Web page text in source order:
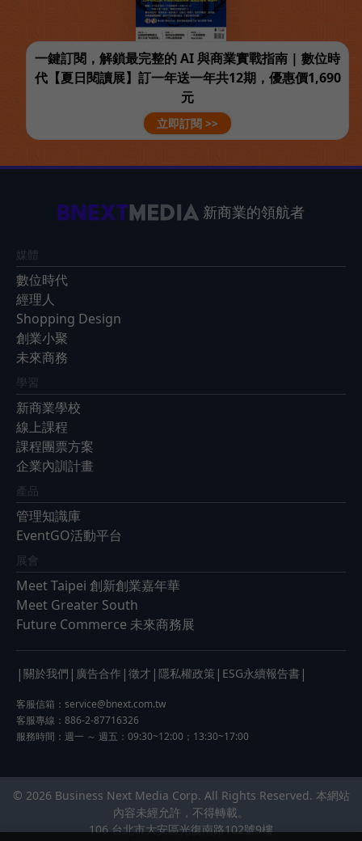
一鍵訂閱，解鎖最完整的 AI 與商業實戰指南 | 數位時
代【夏日閱讀展】訂一年送一年共12期，優惠價1,690
元
立即訂閱 >>
新商業的領航者
媒體
數位時代
經理人
Shopping Design
創業小聚
未來商務
學習
新商業學校
線上課程
課程團票方案
企業內訓計畫
產品
管理知識庫
EventGO活動平台
展會
Meet Taipei 創新創業嘉年華
Meet Greater South
Future Commerce 未來商務展
| 關於我們 | 廣告合作 | 徵才 | 隱私權政策 | ESG永續報告書 |
客服信箱： service@bnext.com.tw
客服專線：886-2-87716326
服務時間：週一 ～ 週五：09:30~12:00；13:30~17:00
© 2026 Business Next Media Corp. All Rights Reserved. 本網站
內容未經允許，不得轉載。
106 台北市大安區光復南路102號9樓